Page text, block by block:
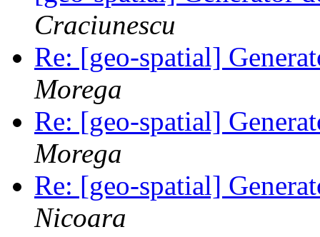
Craciunescu
Re: [geo-spatial]
Morega
Re: [geo-spatial]
Morega
Re: [geo-spatial]
Nicoara